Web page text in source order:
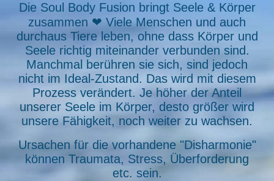
Die Soul Body Fusion bringt Seele & Körper
zusammen ❤ Viele Menschen und auch
durchaus Tiere leben, ohne dass Körper und
Seele richtig miteinander verbunden sind.
Manchmal berühren sie sich, sind jedoch
nicht im Ideal-Zustand. Das wird mit diesem
Prozess verändert. Je höher der Anteil
unserer Seele im Körper, desto größer wird
unsere Fähigkeit, noch weiter zu wachsen.
Ursachen für die vorhandene "Disharmonie"
können Traumata, Stress, Überforderung
etc. sein.